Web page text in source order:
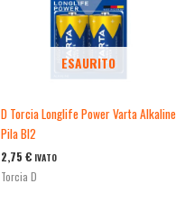
ESAURITO
D Torcia Longlife Power Varta Alkaline
Pila Bl2
2,75 € IVATO
Torcia D